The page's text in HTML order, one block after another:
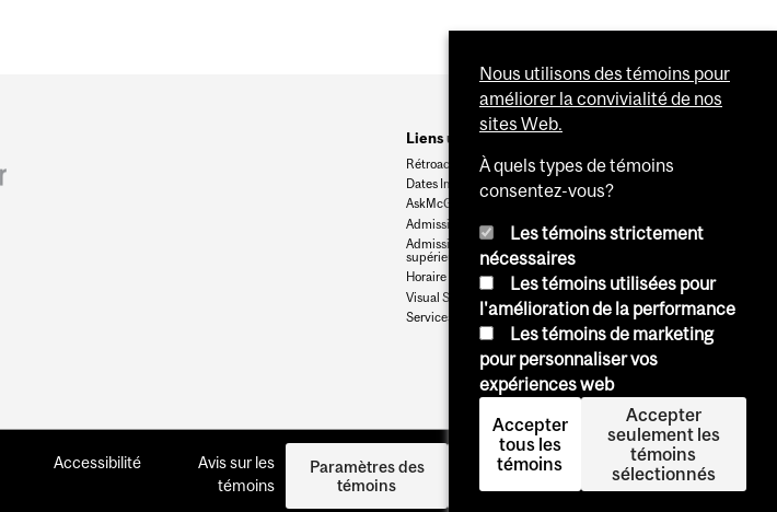
Liens utiles
Rétroaction
Dates Importantes
AskMcGill
Admission au premier cycle
Admissions aux cycles
supérieurs et postdoctoraux
Horaire des cours
Visual Schedule Builder
Services aux étudiants
Accessibilité
Avis sur les
témoins
Paramètres des
témoins
Se
connecter
Nous utilisons des témoins pour
améliorer la convivialité de nos
sites Web.
À quels types de témoins
consentez-vous?
Les témoins strictement
nécessaires
Les témoins utilisées pour
l'amélioration de la performance
Les témoins de marketing
pour personnaliser vos
expériences web
Accepter
tous les
témoins
Accepter
seulement les
témoins
sélectionnés